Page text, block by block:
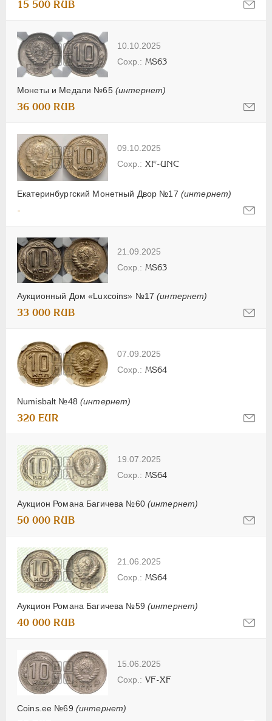
15 500 RUB
10.10.2025
Монеты и Медали №65 (интернет)
MS63
36 000 RUB
09.10.2025
Екатеринбургский Монетный Двор №17 (интернет)
XF-UNC
-
21.09.2025
Аукционный Дом «Luxcoins» №17(интернет)
MS63
33 000 RUB
07.09.2025
Numisbalt №48 (интернет)
MS64
320 EUR
19.07.2025
Аукцион Романа Багичева №60 (интернет)
MS64
50 000 RUB
21.06.2025
Аукцион Романа Багичева №59 (интернет)
MS64
40 000 RUB
15.06.2025
Coins.ee №69 (интернет)
VF-XF